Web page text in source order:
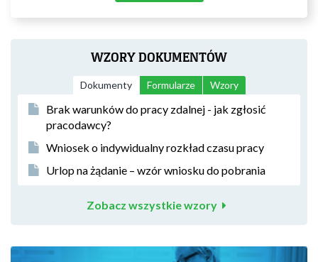
WZORY DOKUMENTÓW
Dokumenty Formularze Wzory
Brak warunków do pracy zdalnej - jak zgłosić
pracodawcy?
Wniosek o indywidualny rozkład czasu pracy
Urlop na żądanie – wzór wniosku do pobrania
Zobacz wszystkie wzory